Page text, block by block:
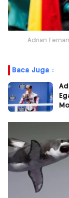
Adrian
Baca Juga :